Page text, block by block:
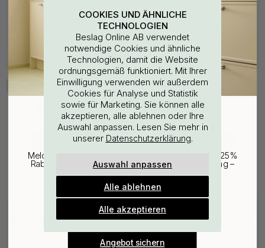
Seifenspender Stay -
274.50 €
Auf Lager
3M-KLEBEBAND
Base Seifenspender Halter &
Seife - Chrom
21.25 € 25 €
Auf Lager
3M-KLEBEBAND
Toilettenbürste Solid - Chrom
15
Duftstäbchen - Kalfjäll - 100ml
29.41 €
COOKIES UND ÄHNLICHE
TECHNOLOGIEN
Beslag Online AB verwendet
notwendige Cookies und ähnliche
Technologien, damit die Website
ordnungsgemäß funktioniert. Mit Ihrer
Einwilligung verwenden wir außerdem
Cookies für Analyse und Statistik
sowie für Marketing. Sie können alle
akzeptieren, alle ablehnen oder Ihre
Auswahl anpassen. Lesen Sie mehr in
unserer Datenschutzerklärung.
Auswahl anpassen
Alle ablehnen
Alle akzeptieren
WOULD YOU RATHER VISIT?
EU
CHANGE COUNTRY
25% Rabatt auf deinen
günstigsten Artikel
Melde dich für unseren Newsletter an und erhalte 25%
Rabatt auf den günstigsten Artikel deiner Bestellung –
plus Inspiration und exklusive Angebote.
Gültig bis zum 31. August
Angebot sichern